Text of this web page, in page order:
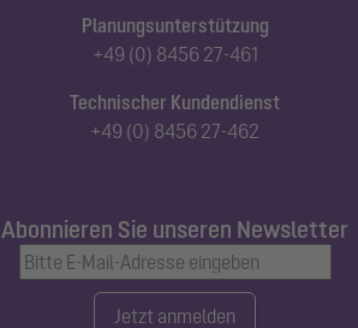
Planungsunterstützung
+49 (0) 8456 27-461
Technischer Kundendienst
+49 (0) 8456 27-462
Abonnieren Sie unseren Newsletter
Jetzt anmelden